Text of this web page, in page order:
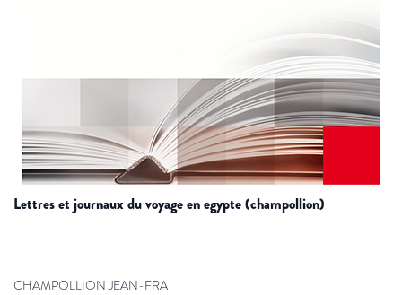
lettres et journaux du voyage en egypte (champollion)
CHAMPOLLION JEAN-FRA